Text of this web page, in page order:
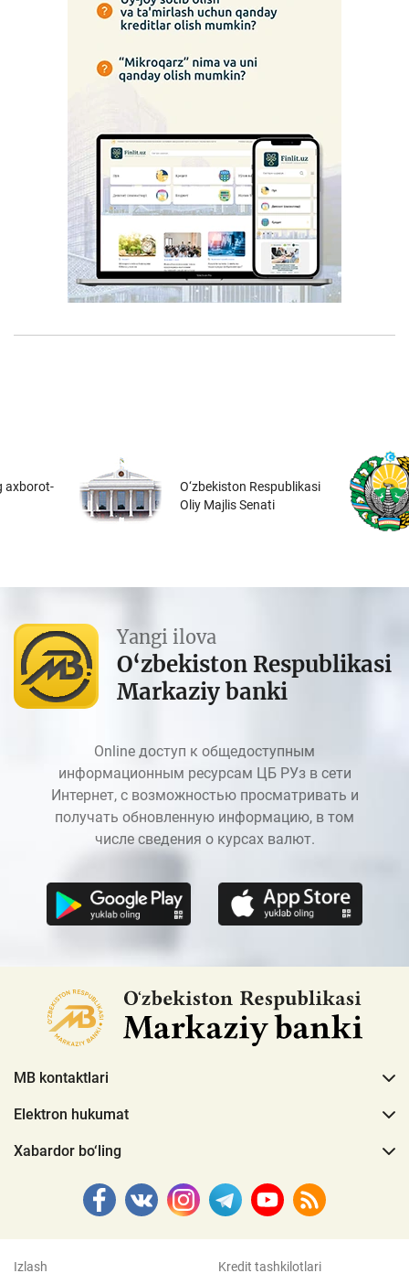
axborot-
O‘zbekiston Respublikasi
Oliy Majlis Senati
Yangi ilova
O‘zbekiston Respublikasi
Markaziy banki
Online доступ к общедоступным
информационным ресурсам ЦБ РУз в сети
Интернет, с возможностью просматривать и
получать обновленную информацию, в том
числе сведения о курсах валют.
MB kontaktlari
Elektron hukumat
Xabardor bo‘ling
Izlash Kredit tashkilotlari